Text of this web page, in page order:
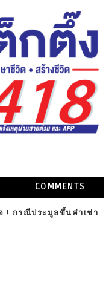
COMMENTS
! กรณีประมูลขึ้นค่าเช่า